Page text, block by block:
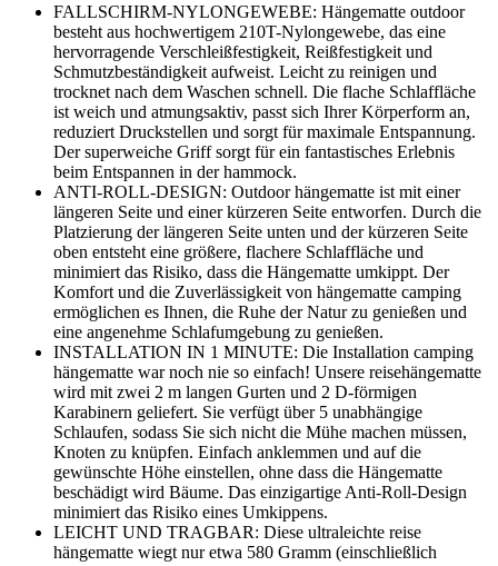
FALLSCHIRM-NYLONGEWEBE: Hängematte outdoor
besteht aus hochwertigem 210T-Nylongewebe, das eine
hervorragende Verschleißfestigkeit, Reißfestigkeit und
Schmutzbeständigkeit aufweist. Leicht zu reinigen und
trocknet nach dem Waschen schnell. Die flache Schlaffläche
ist weich und atmungsaktiv, passt sich Ihrer Körperform an,
reduziert Druckstellen und sorgt für maximale Entspannung.
Der superweiche Griff sorgt für ein fantastisches Erlebnis
beim Entspannen in der hammock.
ANTI-ROLL-DESIGN: Outdoor hängematte ist mit einer
längeren Seite und einer kürzeren Seite entworfen. Durch die
Platzierung der längeren Seite unten und der kürzeren Seite
oben entsteht eine größere, flachere Schlaffläche und
minimiert das Risiko, dass die Hängematte umkippt. Der
Komfort und die Zuverlässigkeit von hängematte camping
ermöglichen es Ihnen, die Ruhe der Natur zu genießen und
eine angenehme Schlafumgebung zu genießen.
INSTALLATION IN 1 MINUTE: Die Installation camping
hängematte war noch nie so einfach! Unsere reisehängematte
wird mit zwei 2 m langen Gurten und 2 D-förmigen
Karabinern geliefert. Sie verfügt über 5 unabhängige
Schlaufen, sodass Sie sich nicht die Mühe machen müssen,
Knoten zu knüpfen. Einfach anklemmen und auf die
gewünschte Höhe einstellen, ohne dass die Hängematte
beschädigt wird Bäume. Das einzigartige Anti-Roll-Design
minimiert das Risiko eines Umkippens.
LEICHT UND TRAGBAR: Diese ultraleichte reise
hängematte wiegt nur etwa 580 Gramm (einschließlich